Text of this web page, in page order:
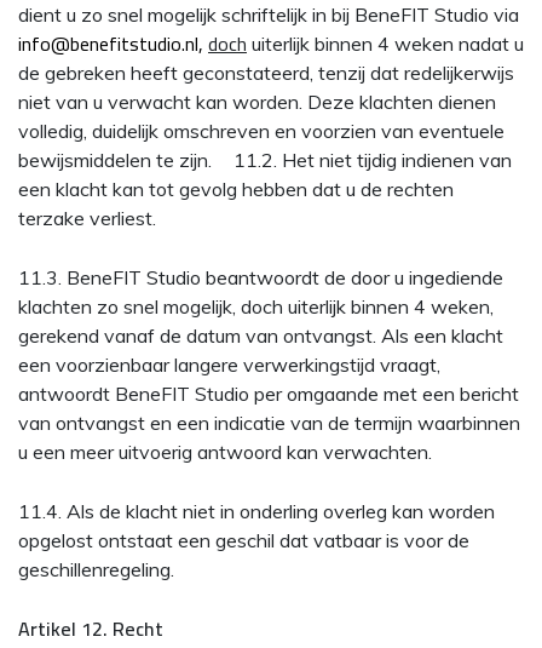
dient u zo snel mogelijk schriftelijk in bij BeneFIT Studio via
info@benefitstudio.nl,doch uiterlijk binnen 4 weken nadat u
de gebreken heeft geconstateerd, tenzij dat redelijkerwijs
niet van u verwacht kan worden. Deze klachten dienen
volledig, duidelijk omschreven en voorzien van eventuele
bewijsmiddelen te zijn. 11.2. Het niet tijdig indienen van
een klacht kan tot gevolg hebben dat u de rechten
terzake verliest.
11.3. BeneFIT Studio beantwoordt de door u ingediende
klachten zo snel mogelijk, doch uiterlijk binnen 4 weken,
gerekend vanaf de datum van ontvangst. Als een klacht
een voorzienbaar langere verwerkingstijd vraagt,
antwoordt BeneFIT Studio per omgaande met een bericht
van ontvangst en een indicatie van de termijn waarbinnen
u een meer uitvoerig antwoord kan verwachten.
11.4. Als de klacht niet in onderling overleg kan worden
opgelost ontstaat een geschil dat vatbaar is voor de
geschillenregeling.
Artikel 12. Recht